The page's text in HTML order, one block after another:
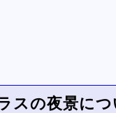
スの夜景につ